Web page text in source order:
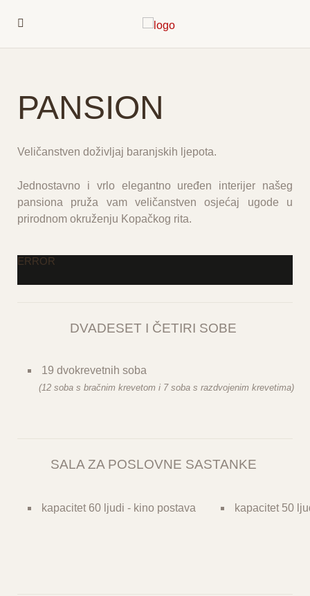
PANSION
Veličanstven doživljaj baranjskih ljepota.
Jednostavno i vrlo elegantno uređen interijer našeg
pansiona pruža vam veličanstven osjećaj ugode u
prirodnom okruženju Kopačkog rita.
ERROR
DVADESET I ČETIRI SOBE
19 dvokrevetnih soba
(12 soba s bračnim krevetom i 7 soba s razdvojenim krevetima)
SALA ZA POSLOVNE SASTANKE
kapacitet 60 ljudi - kino postava kapacitet 50